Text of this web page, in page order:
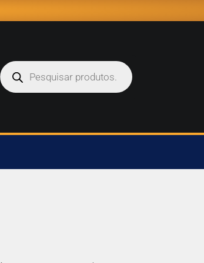
Pesquisar
produtos